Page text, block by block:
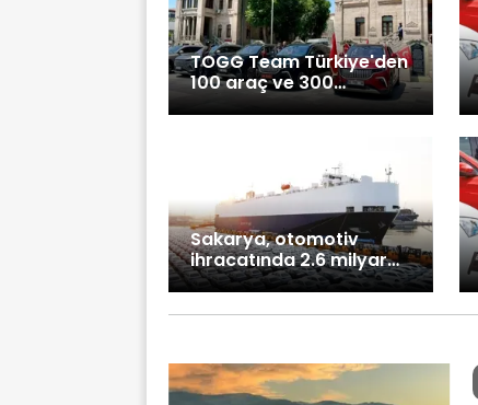
TOGG Team Türkiye'den
100 araç ve 300
katılımcıyla Aksaray'da
Sakarya, otomotiv
ihracatında 2.6 milyar
dolarlık rekor kırdı!